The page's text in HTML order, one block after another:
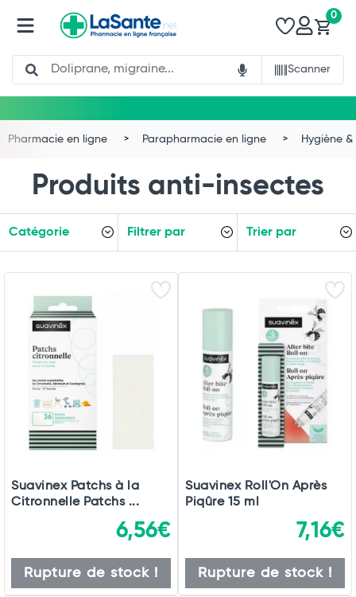
Search
Scanner
0
Total
Pharmacie en ligne Parapharmacie en ligne Hygiène &
Produits anti-insectes
Catégorie Filtrer par Trier par
Suavinex Patchs à la
Citronnelle Patchs ...
6,56€
Rupture de stock !
Suavinex Roll'On Après
Piqûre 15 ml
7,16€
Rupture de stock !